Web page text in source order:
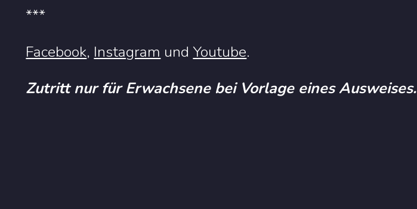
***
Facebook, Instagram und Youtube.
Zutritt nur für Erwachsene bei Vorlage eines Ausweises.